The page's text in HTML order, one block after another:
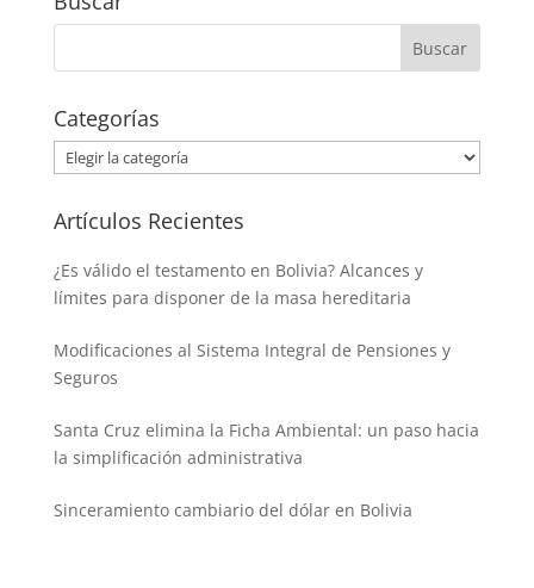
Categorías
Categorías
Artículos Recientes
¿Es válido el testamento en Bolivia? Alcances y
límites para disponer de la masa hereditaria
Modificaciones al Sistema Integral de Pensiones y
Seguros
Santa Cruz elimina la Ficha Ambiental: un paso hacia
la simplificación administrativa
Sinceramiento cambiario del dólar en Bolivia